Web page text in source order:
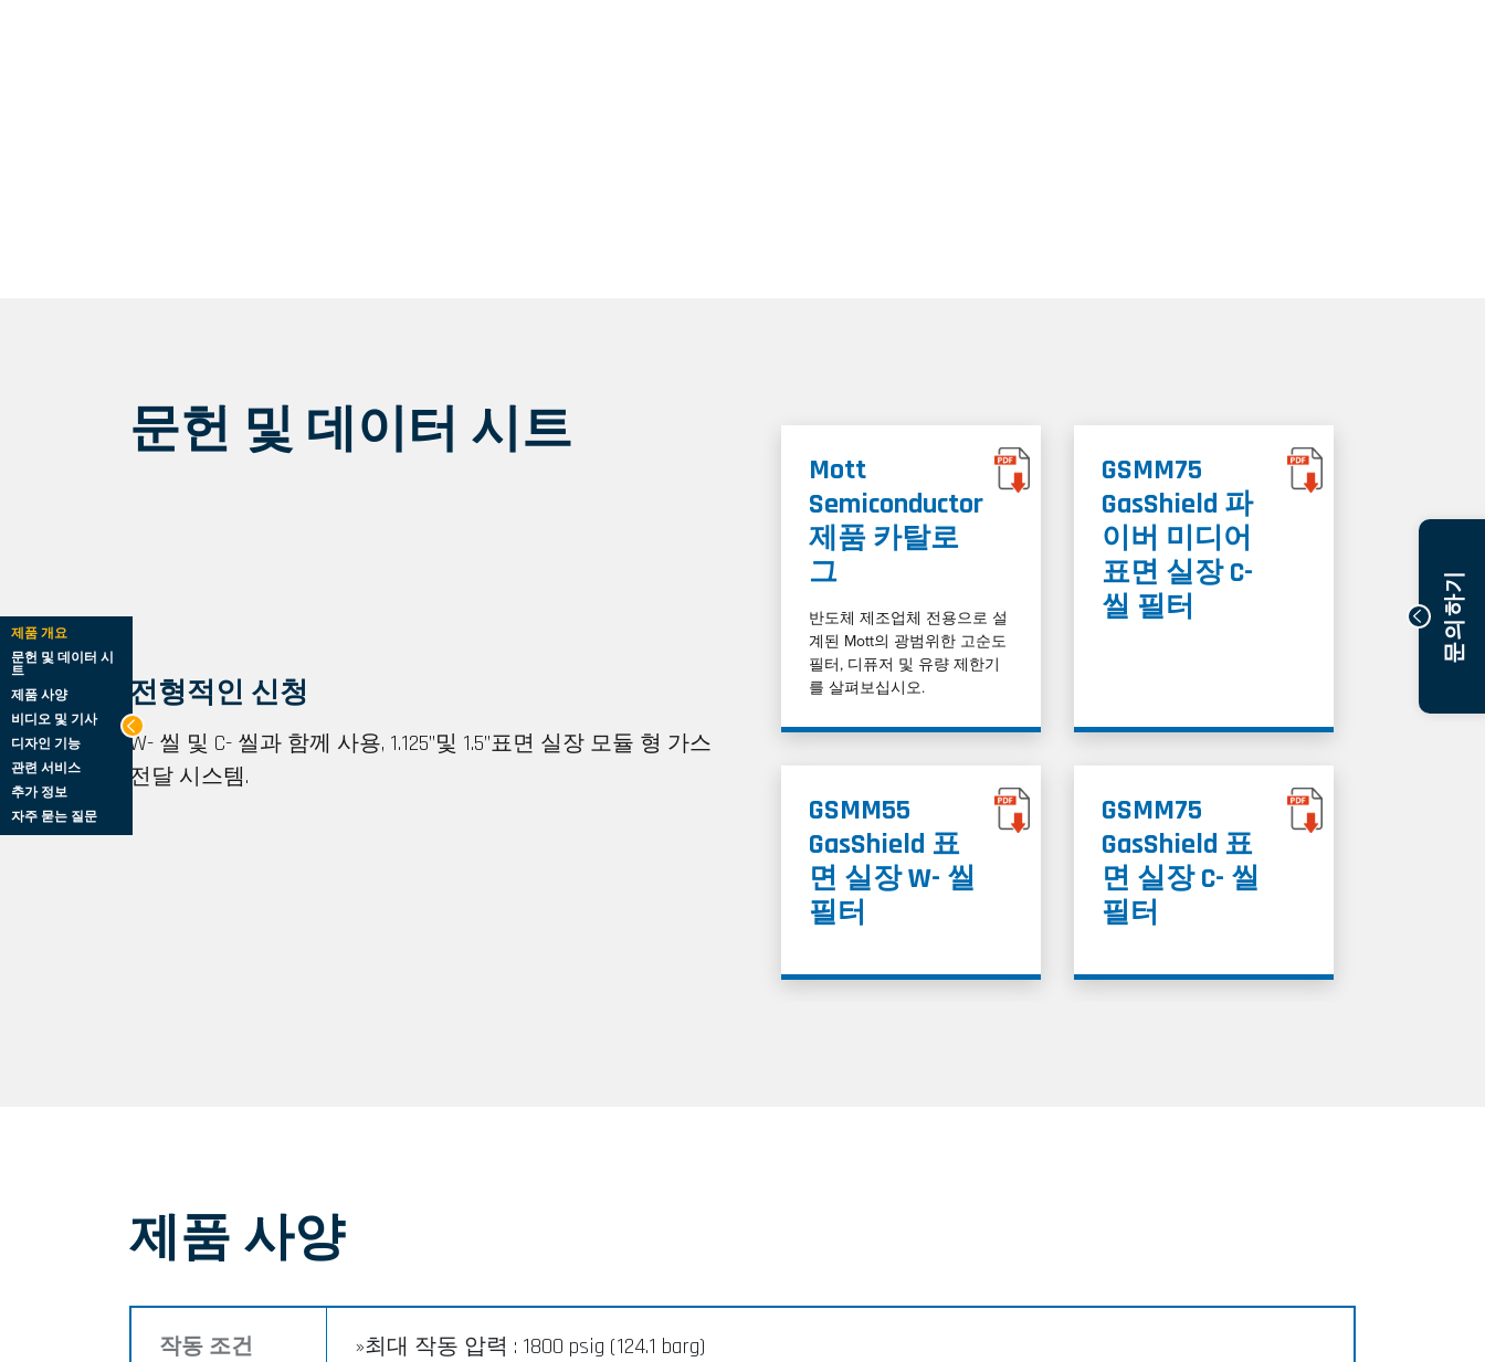
문헌 및 데이터 시트
전형적인 신청
W- 씰 및 C- 씰과 함께 사용, 1.125”및 1.5”표면 실장 모듈 형 가스
전달 시스템.
Mott
Semiconductor
제품 카탈로
그
반도체 제조업체 전용으로 설
계된 Mott의 광범위한 고순도
필터, 디퓨저 및 유량 제한기
를 살펴보십시오.
GSMM75
GasShield 파
이버 미디어
표면 실장 C-
씰 필터
GSMM55
GasShield 표
면 실장 W- 씰
필터
GSMM75
GasShield 표
면 실장 C- 씰
필터
제품 사양
작동 조건
»최대 작동 압력 : 1800 psig (124.1 barg)
제품 개요
문헌 및 데이터 시
트
제품 사양
비디오 및 기사
디자인 기능
관련 서비스
추가 정보
자주 묻는 질문
문의하기